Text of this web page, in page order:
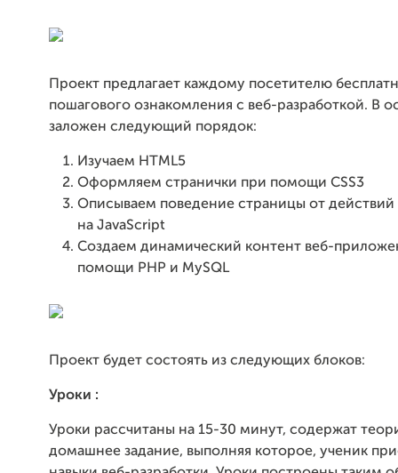
Проект предлагает каждому посетителю
пошагового ознакомления с веб-разработкой. В
заложен следующий порядок:
Изучаем HTML5
Оформляем странички при помощи CSS3
Описываем поведение страницы от действий
на JavaScript
Создаем динамический контент веб-
помощи PHP и MySQL
Проект будет состоять из следующих блоков:
Уроки :
Уроки рассчитаны на 15-30 минут, содержат
домашнее задание, выполняя которое, ученик